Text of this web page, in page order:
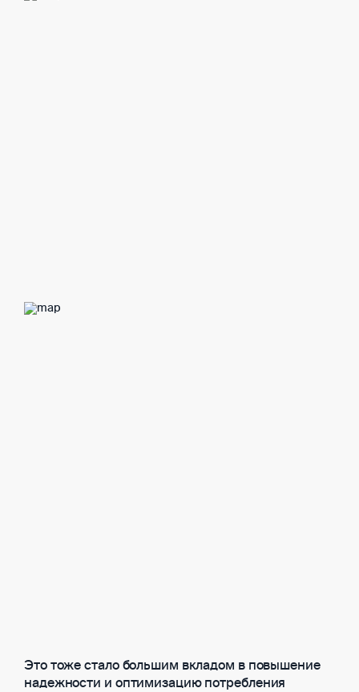
Это тоже стало большим вкладом в повышение
надежности и оптимизацию потребления